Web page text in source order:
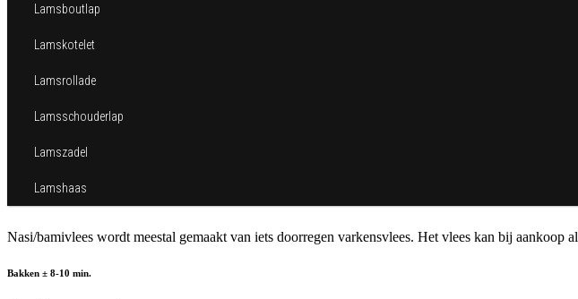
Lamsboutlap
Lamskotelet
Lamsrollade
Lamsschouderlap
Lamszadel
Lamshaas
Nasi/bamivlees wordt meestal gemaakt van iets doorregen varkensvlees. Het vlees kan bij
Bakken ± 8-10 min.